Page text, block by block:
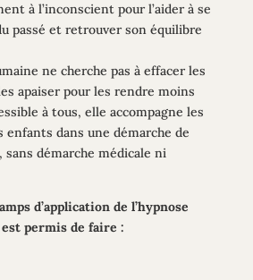
à l’inconscient pour l’aider à se
passé et retrouver son équilibre
ne cherche pas à effacer les
apaiser pour les rendre moins
à tous, elle accompagne les
enfants dans une démarche de
démarche médicale ni
d’application de l’hypnose
permis de faire :